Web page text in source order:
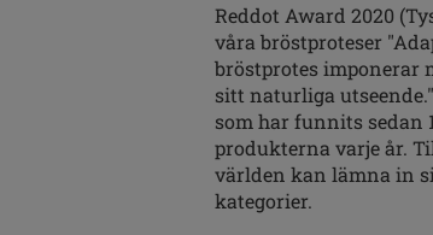
Reddot Award 2020
våra bröstproteser
bröstprotes imponerar
sitt naturliga
som har funnits sedan
produkterna varje år.
världen kan lämna in
kategorier.